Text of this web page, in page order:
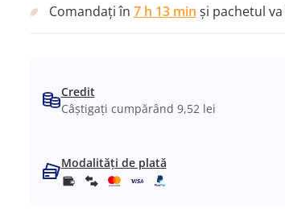
Comandați în 7 h 13 min și pachetul
Credit
Câștigați cumpărând 9,52 lei
Modalități de plată